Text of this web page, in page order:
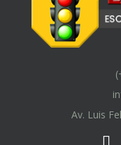
Av. Luis